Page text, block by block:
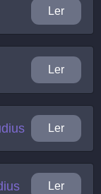
Ler
Ler
Ler
Ler